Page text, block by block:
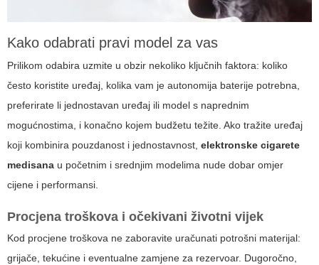
Kako odabrati pravi model za vas
Prilikom odabira uzmite u obzir nekoliko ključnih faktora: koliko
često koristite uređaj, kolika vam je autonomija baterije potrebna,
preferirate li jednostavan uređaj ili model s naprednim
mogućnostima, i konačno kojem budžetu težite. Ako tražite uređaj
koji kombinira pouzdanost i jednostavnost, elektronske cigarete
medisana u početnim i srednjim modelima nude dobar omjer
cijene i performansi.
Procjena troškova i očekivani životni vijek
Kod procjene troškova ne zaboravite uračunati potrošni materijal:
grijače, tekućine i eventualne zamjene za rezervoar. Dugoročno,